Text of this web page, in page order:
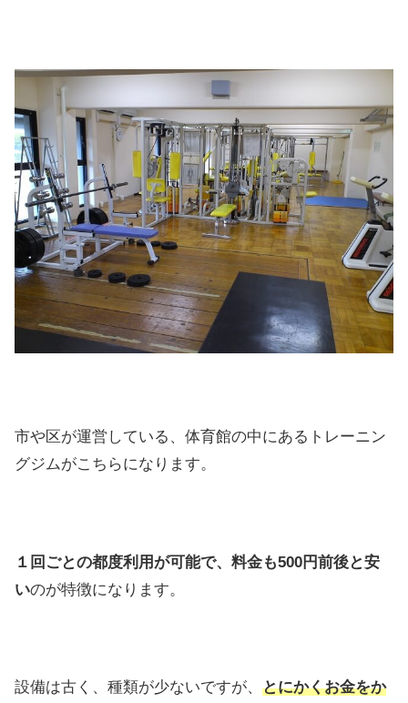
市や区が運営している、体育館の中にあるトレーニン
グジムがこちらになります。
１回ごとの都度利用が可能で、料金も500円前後と安
いのが特徴になります。
設備は古く、種類が少ないですが、 とにかくお金をか